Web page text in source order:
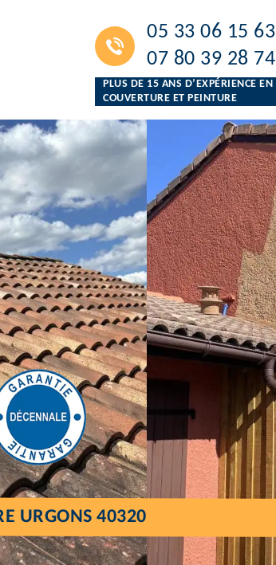
05 33 06 15 63
07 80 39 28 74
PLUS DE 15 ANS D’EXPÉRIENCE EN
COUVERTURE ET PEINTURE
URGONS 40320